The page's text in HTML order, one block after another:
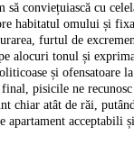
să conviețuiască cu
habitatul omului și
furtul de
alocuri tonul și
și ofensatoare
pisicile ne
chiar atât de răi,
apartament acceptabili